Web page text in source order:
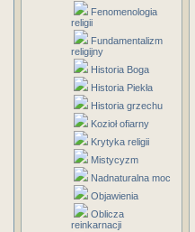
Fenomenologia
religii
Fundamentalizm
religijny
Historia Boga
Historia Piekła
Historia grzechu
Kozioł ofiarny
Krytyka religii
Mistycyzm
Nadnaturalna moc
Objawienia
Oblicza
reinkarnacji